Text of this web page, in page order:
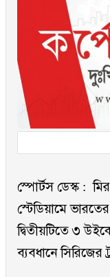
স্পোর্টস ডেস্ক :
স্টেডিয়ামে
দ্বিতীয়টিতে ৩
ব্যবধানে সিরিজের